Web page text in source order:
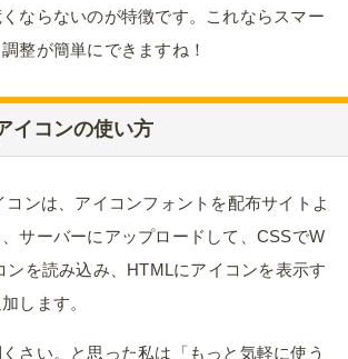
ならないのが特徴です。これならスマー
整が簡単にできますね！
イコンの使い方
ンは、アイコンフォントを配布サイトよ
サーバーにアップロードして、CSSでW
ンを読み込み、HTMLにアイコンを表示す
します。
さい。と思った私は「もっと気軽に使う